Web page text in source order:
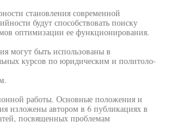
становления современной
будут способствовать поиску
оптимизации ее функционирования.
могут быть использованы в
курсов по юридическим и политоло-
работы. Основные положения и
изложены автором в 6 публикациях в
посвященных проблемам